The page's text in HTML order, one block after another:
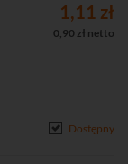
1,11 zł
0,90 zł netto
Dostępny